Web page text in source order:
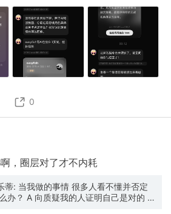
0
，圈层对了才不内耗
蒂: 当我做的事情 很多人看不懂并否定
证明自己是对的 B